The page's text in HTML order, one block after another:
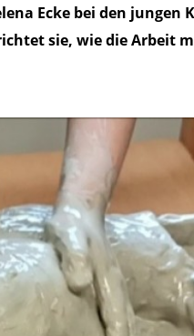
Ecke bei den jungen
sie, wie die Arbeit